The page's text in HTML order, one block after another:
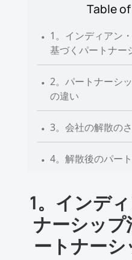
Table
. 1。インディアン
基づくパートナー
. 2。パートナーシ
の違い
. 3。会社の解散の
. 4。解散後のパー
. 6。会社の会計決済
1。インデ
ナーシッ
ートナー